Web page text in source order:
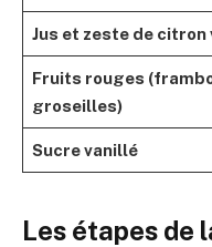
Jus et zeste de citron
Fruits rouges
groseilles)
Sucre vanillé
Les étapes de